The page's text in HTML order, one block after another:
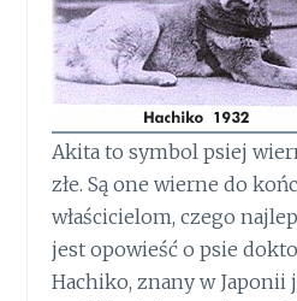
Akita to symbol psiej
złe. Są one wierne do
właścicielom, czego
jest opowieść o psie
Hachiko, znany w Japonii